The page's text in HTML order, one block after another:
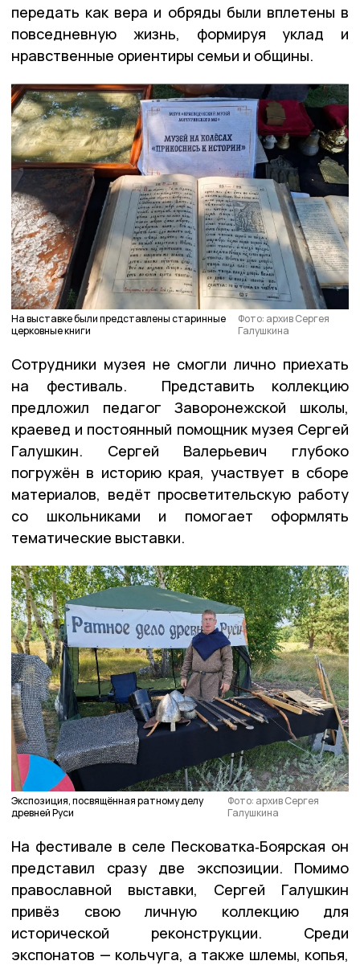
передать как вера и обряды были вплетены в
повседневную жизнь, формируя уклад и
нравственные ориентиры семьи и общины.
На выставке были представлены старинные
церковные книги
Фото: архив Сергея
Галушкина
Сотрудники музея не смогли лично приехать
на фестиваль. Представить коллекцию
предложил педагог Заворонежской школы,
краевед и постоянный помощник музея Сергей
Галушкин. Сергей Валерьевич глубоко
погружён в историю края, участвует в сборе
материалов, ведёт просветительскую работу
со школьниками и помогает оформлять
тематические выставки.
Экспозиция, посвящённая ратному делу
древней Руси
Фото: архив Сергея
Галушкина
На фестивале в селе Песковатка‑Боярская он
представил сразу две экспозиции. Помимо
православной выставки, Сергей Галушкин
привёз свою личную коллекцию для
исторической реконструкции. Среди
экспонатов — кольчуга, а также шлемы, копья,